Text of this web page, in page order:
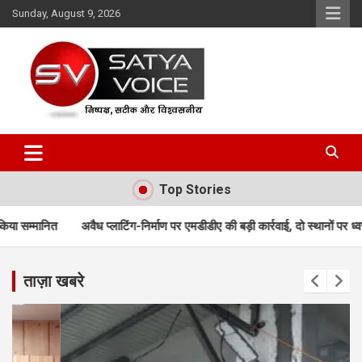
Skip
to
Sunday, August 9, 2026
Satya Voice
Top Stories
निर्माण पर एमडीडीए की बड़ी कार्रवाई, दो स्थानों पर ध्वस्तीकरण; मसूरी मार्ग पर
ताज़ा खबरे